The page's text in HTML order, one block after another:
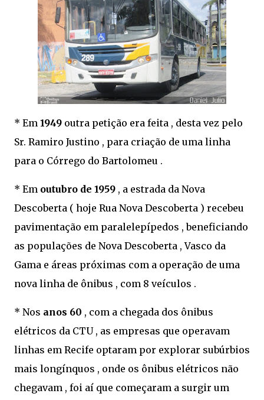
* Em 1949 outra petição era feita , desta vez pelo
Sr. Ramiro Justino , para criação de uma linha
para o Córrego do Bartolomeu .
* Em outubro de 1959 , a estrada da Nova
Descoberta ( hoje Rua Nova Descoberta ) recebeu
pavimentação em paralelepípedos , beneficiando
as populações de Nova Descoberta , Vasco da
Gama e áreas próximas com a operação de uma
nova linha de ônibus , com 8 veículos .
* Nos anos 60 , com a chegada dos ônibus
elétricos da CTU , as empresas que operavam
linhas em Recife optaram por explorar subúrbios
mais longínquos , onde os ônibus elétricos não
chegavam , foi aí que começaram a surgir um